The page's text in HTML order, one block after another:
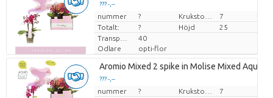
??? -,--
Pris per enhet
nummer ?
7
Totalt:
? Höjd
25
40
Odlare
opti-flor
Aromio Mixed 2 spike in Molise Mixed Aquo
??? -,--
Pris per enhet
nummer ?
7